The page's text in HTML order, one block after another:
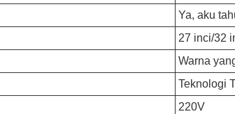
Ya, aku
27 inci/32
Warna
Teknologi
220V